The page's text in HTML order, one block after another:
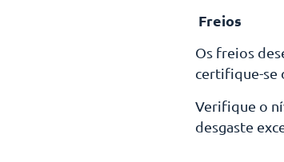
Freios
Os freios
certifique-se
Verifique o
desgaste